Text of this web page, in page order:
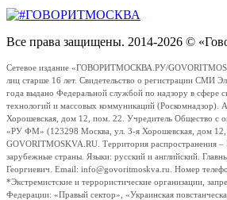
Все права защищены. 2014-2026 ©
Сетевое издание «ГОВОРИТМОСКВА.РУ/
лиц старше 16 лет. Свидетельство о регистрации СМИ
года выдано Федеральной службой по надзору в сфере
технологий и массовых коммуникаций (Роскомнадзор).
Хорошевская, дом 12, пом. 22. Учредитель Общество с
«РУ ФМ» (123298 Москва, ул. 3-я Хорошевская, дом
GOVORITMOSKVA.RU. Территория распространения –
зарубежные страны. Языки: русский и английский.
Георгиевич. Email: info@govoritmoskva.ru. Номер
*Экстремистские и террористические организации,
Федерации: «Правый сектор», «Украинская